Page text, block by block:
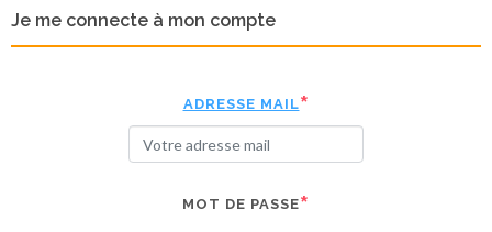
Je me connecte à mon compte
ADRESSE MAIL
MOT DE PASSE